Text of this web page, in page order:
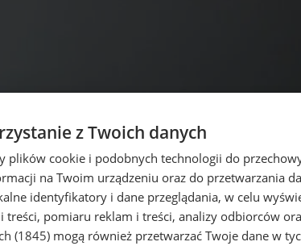
z Twoich danych
plików cookie i podobnych technologii do
na Twoim urządzeniu oraz do przetwarzania
identyfikatory i dane przeglądania, w celu
treści, pomiaru reklam i treści, analizy odbiorców
(1845) mogą również przetwarzać Twoje dane w